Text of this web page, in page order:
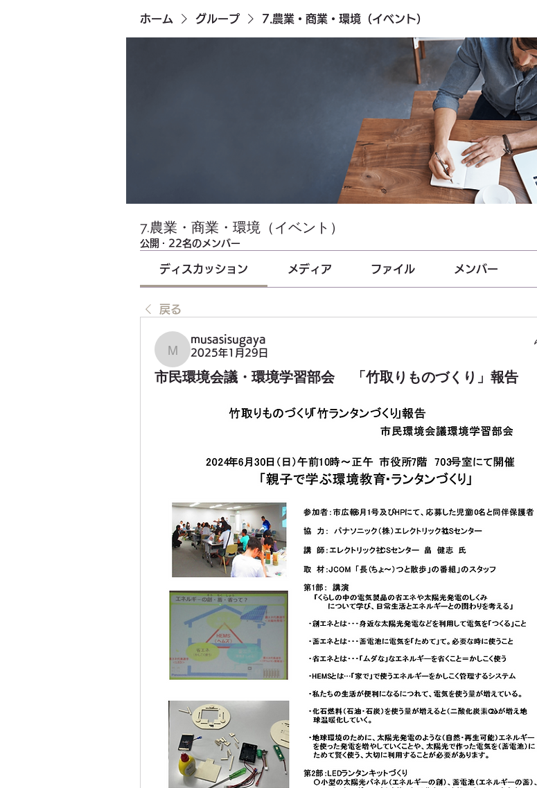
ホーム グループ 7.農業・商業・環境（イベント）
7.農業・商業・環境（イベント）
公開 · 22名のメンバー
ディスカッション メディア ファイル メンバー
戻る
musasisugaya
musasisugaya
2025年1月29日
市民環境会議・環境学習部会 「竹取りものづくり」報告